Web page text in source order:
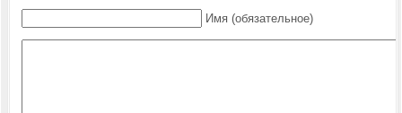
Имя (обязательное)